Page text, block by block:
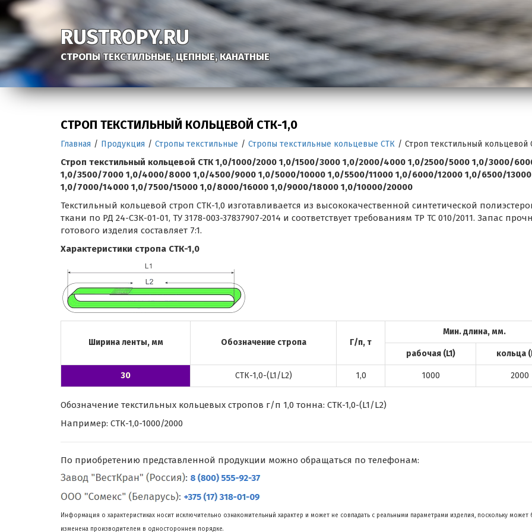
RUSTROPY.RU
СТРОПЫ ТЕКСТИЛЬНЫЕ, ЦЕПНЫЕ, КАНАТНЫЕ
СТРОП ТЕКСТИЛЬНЫЙ КОЛЬЦЕВОЙ СТК-1,0
Главная / Продукция / Стропы текстильные / Стропы текстильные кольцевые СТК / Строп текстильный кольцевой
Строп текстильный кольцевой СТК 1,0/1000/2000 1,0/1500/3000 1,0/2000/4000 1,0/2500/5000 1,0/3000/
1,0/3500/7000 1,0/4000/8000 1,0/4500/9000 1,0/5000/10000 1,0/5500/11000 1,0/6000/12000 1,0/6500/13000
1,0/7000/14000 1,0/7500/15000 1,0/8000/16000 1,0/9000/18000 1,0/10000/20000
Текстильный кольцевой строп СТК-1,0 изготавливается из высококачественной синтетической
ткани по РД 24-СЗК-01-01, ТУ 3178-003-37837907-2014 и соответствует требованиям ТР ТС 010/2011. Запас
готового изделия составляет 7:1.
Характеристики стропа СТК-1,0
Ширина ленты, мм Обозначение стропа Г/п, т
Мин. длина, мм.
рабочая (L1) кольца
30 СТК-1,0-(L1/L2) 1,0 1000 2000
Обозначение текстильных кольцевых стропов г/п 1,0 тонна: СТК-1,0-(L1/L2)
Например: СТК-1,0-1000/2000
По приобретению представленной продукции можно обращаться по телефонам:
Информация о характеристиках носит исключительно ознакомительный характер и может не совпадать с реальными параметрами изделия, поскольку может
изменена производителем в одностороннем порядке.